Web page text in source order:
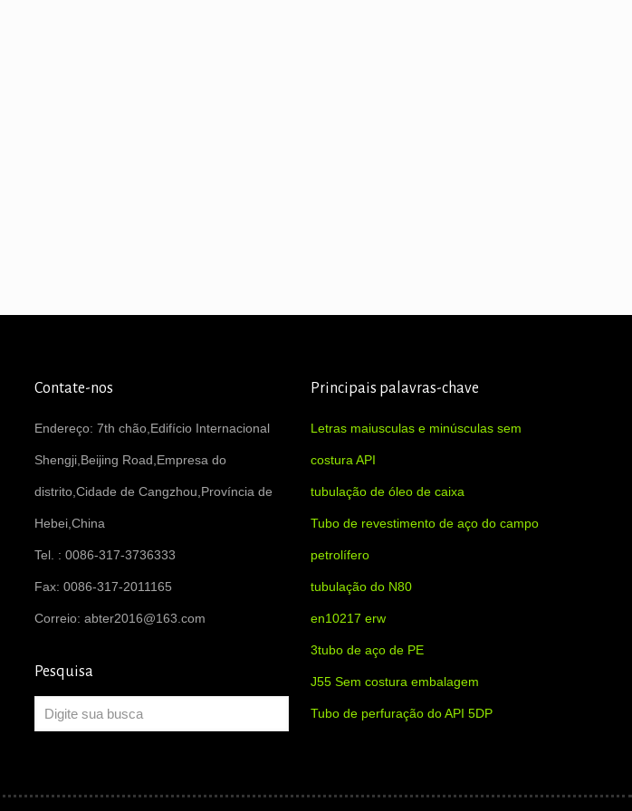
Contate-nos
Endereço: 7th chão,Edifício Internacional
Shengji,Beijing Road,Empresa do
distrito,Cidade de Cangzhou,Província de
Hebei,China
Tel. : 0086-317-3736333
Fax: 0086-317-2011165
Correio: abter2016@163.com
Pesquisa
Principais palavras-chave
Letras maiusculas e minúsculas sem
costura API
tubulação de óleo de caixa
Tubo de revestimento de aço do campo
petrolífero
tubulação do N80
en10217 erw
3tubo de aço de PE
J55 Sem costura embalagem
Tubo de perfuração do API 5DP